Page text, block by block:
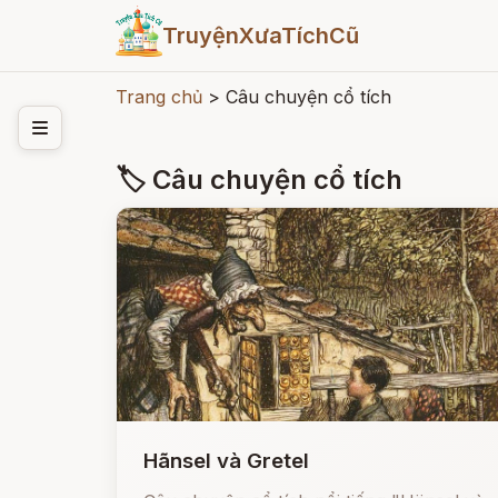
TruyệnXưaTíchCũ
Trang chủ > Câu chuyện cổ tích
🏷 Câu chuyện cổ tích
Hãnsel và Gretel